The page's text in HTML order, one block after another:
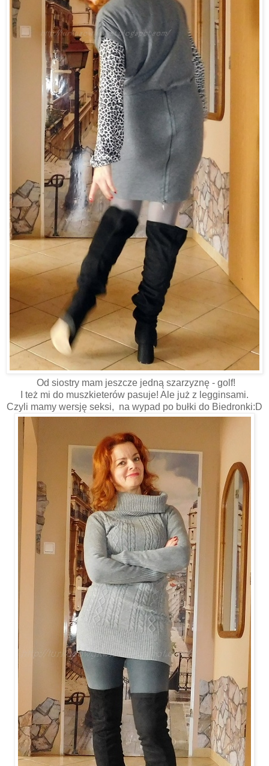
Od siostry mam jeszcze jedną szarzyznę - golf!
I też mi do muszkieterów pasuje! Ale już z legginsami.
Czyli mamy wersję seksi, na wypad po bułki do Biedronki:D